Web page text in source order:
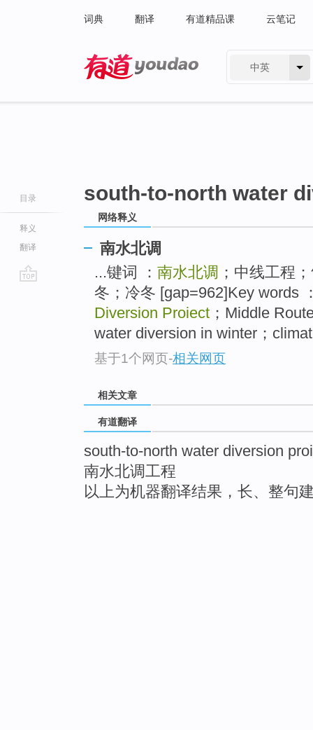
词典 翻译 有道精品课 云笔记
中英
目录
释义
翻译
south-to-north water
网络释义
南水北调
...键词 ： 南水北调 ；中线工程
冬；冷冬 [gap=962]Key words
Diversion Proiect ；Middle
water diversion in winter；
基于1个网页-相关网页
相关文章
有道翻译
south-to-north water diversion
南水北调工程
以上为机器翻译结果，长、整句